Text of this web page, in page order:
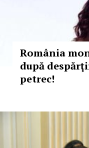
România
după
petrec!